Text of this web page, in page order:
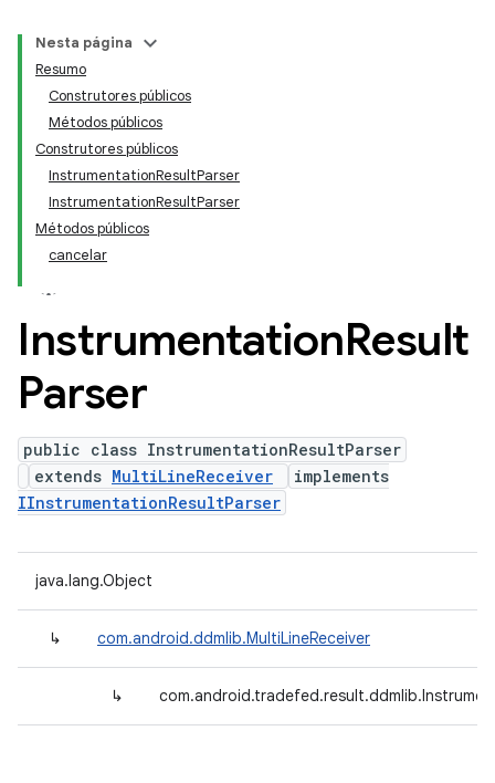
Nesta página
Resumo
Construtores públicos
Métodos públicos
Construtores públicos
InstrumentationResultParser
InstrumentationResultParser
Métodos públicos
cancelar
InstrumentationResult
Parser
public class InstrumentationResultParser
extends MultiLineReceiver
implements
IInstrumentationResultParser
java.lang.Object
↳ com.android.ddmlib.MultiLineReceiver
↳